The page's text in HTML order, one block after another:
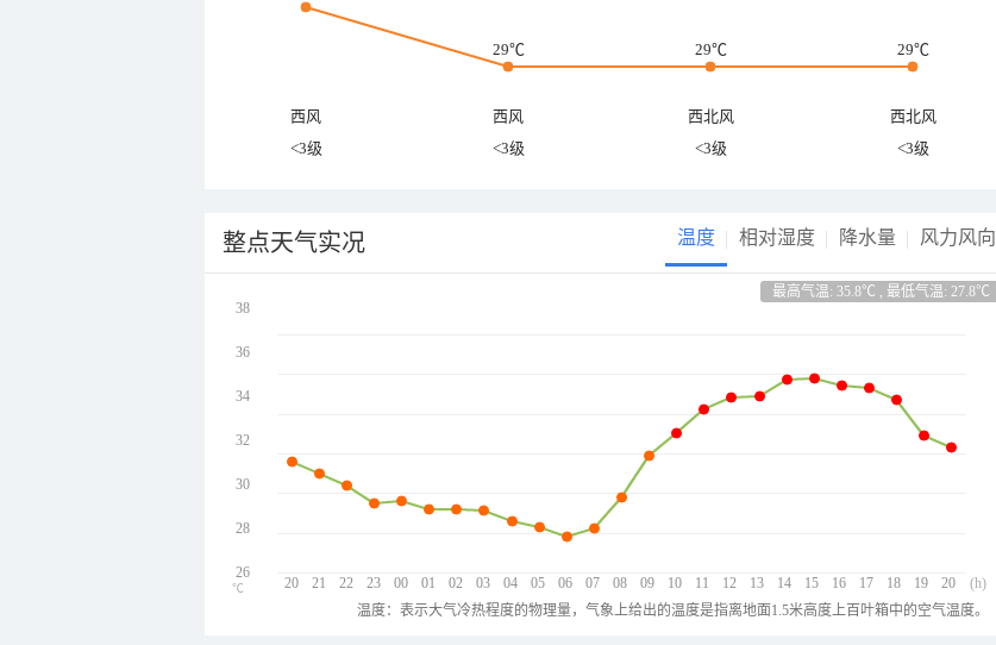
29℃ 29℃ 29℃
西风 西风 西北风
西北风
<3级
<3级 <3级 <3级
整点天气实况 温度 相对湿度 降水量 风力风向
最高气温: 35.8℃ , 最低气温: 27.8℃
20 21 22 23 00 01 02 03 04 05 06 07 08 09 10 11 12 13 14 15 16 17 18 19 20
38
36
34
32
30
28
26
(h)
℃
温度：表示大气冷热程度的物理量，气象上给出的温度是指离地面1.5米高度上百叶箱中的空气温度。